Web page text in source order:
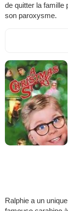
de quitter la famille
son paroxysme.
Ralphie a un